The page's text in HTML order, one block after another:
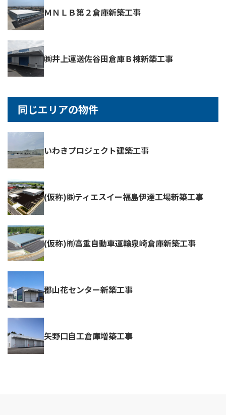
ＭＮＬＢ第２倉庫新築工事
㈱井上運送佐谷田倉庫Ｂ棟新築工事
同じエリアの物件
いわきプロジェクト建築工事
(仮称)㈱ティエスイー福島伊達工場新築工事
(仮称)㈲高重自動車運輸泉崎倉庫新築工事
郡山花センター新築工事
矢野口自工倉庫増築工事